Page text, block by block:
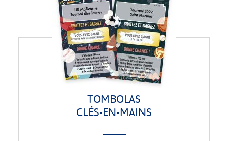
TOMBOLAS
CLÉS-EN-MAINS